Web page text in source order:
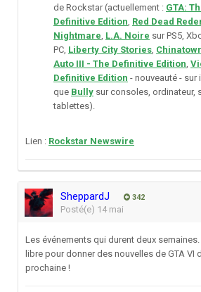
de Rockstar (actuellement : GTA:
Definitive Edition Red Dead
Nightmare L.A. Noire sur PS5,
PC, Liberty City Stories
Auto III - The Definitive Edition
Definitive Edition - nouveauté - sur
que Bully sur consoles, ordinateur,
tablettes).
Lien : Rockstar Newswire
SheppardJ 342
Posté(e) 14 mai
Les événements qui durent deux
libre pour donner des nouvelles de GTA VI
prochaine !